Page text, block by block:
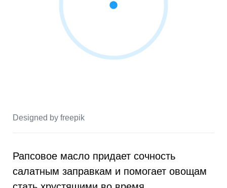
Designed by freepik
Рапсовое масло придает сочность
салатным заправкам и помогает овощам